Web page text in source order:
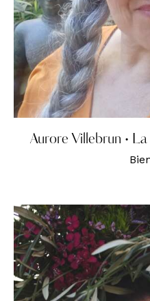
Aurore Villebrun •